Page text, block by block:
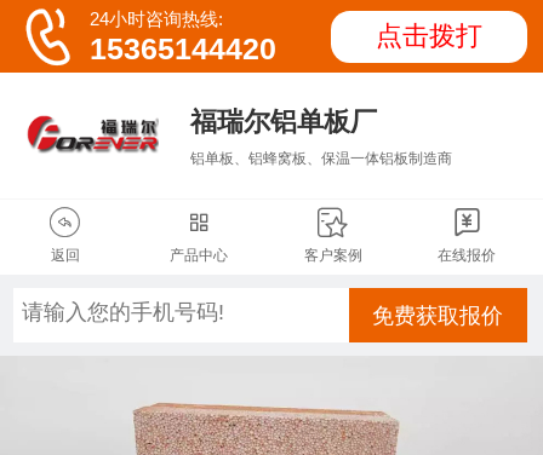
 24小时咨询热线:
15365144420 点击拨打
福瑞尔铝单板厂
铝单板、铝蜂窝板、保温一体铝板制造商

返回

产品中心

客户案例

在线报价
免费获取报价